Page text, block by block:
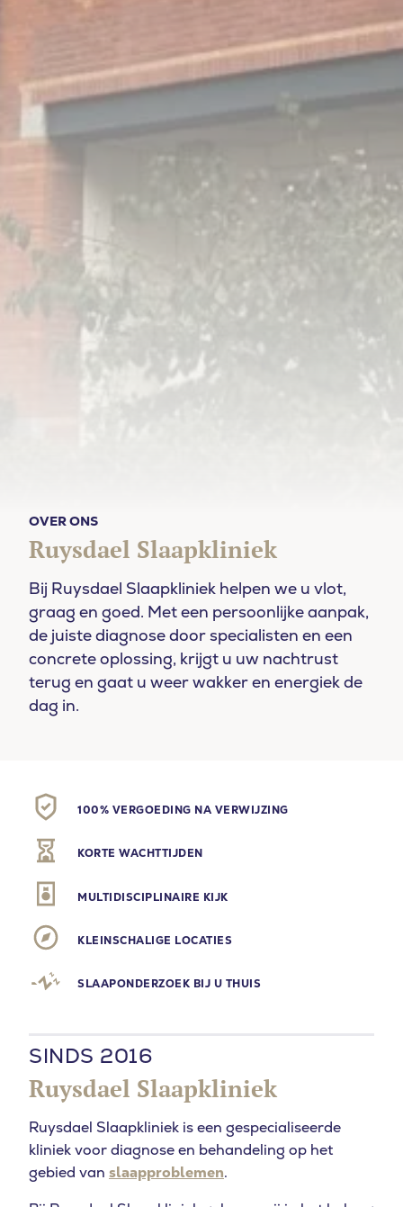
OVER ONS
Ruysdael Slaapkliniek
Bij Ruysdael Slaapkliniek helpen we u vlot,
graag en goed. Met een persoonlijke aanpak,
de juiste diagnose door specialisten en een
concrete oplossing, krijgt u uw nachtrust
terug en gaat u weer wakker en energiek de
dag in.
100% VERGOEDING NA VERWIJZING
KORTE WACHTTIJDEN
MULTIDISCIPLINAIRE KIJK
KLEINSCHALIGE LOCATIES
SLAAPONDERZOEK BIJ U THUIS
SINDS 2016
Ruysdael Slaapkliniek
Ruysdael Slaapkliniek is een gespecialiseerde
kliniek voor diagnose en behandeling op het
gebied van slaapproblemen.